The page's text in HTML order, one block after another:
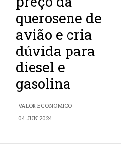
querosene de
avião e cria
dúvida para
diesel e
gasolina
VALOR ECONÔMICO
04 JUN 2024